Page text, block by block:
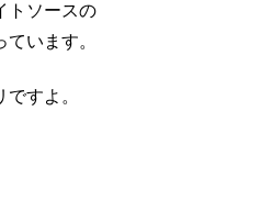
トソースの
います。
すよ。